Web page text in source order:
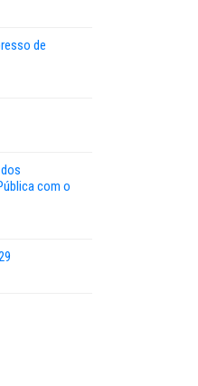
de
com o